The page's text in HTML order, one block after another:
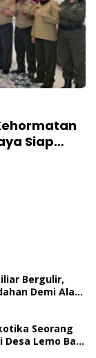
Siap
Bergulir,
Demi Alat
Seorang
Lemo Bajo